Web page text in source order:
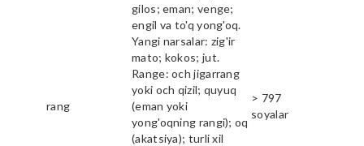
rang
gilos; eman; venge;
engil va to'q yong'oq.
Yangi narsalar: zig'ir
mato; kokos; jut.
Range: och jigarrang
yoki och qizil; quyuq
(eman yoki
yong'oqning rangi); oq
(akatsiya); turli xil
> 797
soyalar